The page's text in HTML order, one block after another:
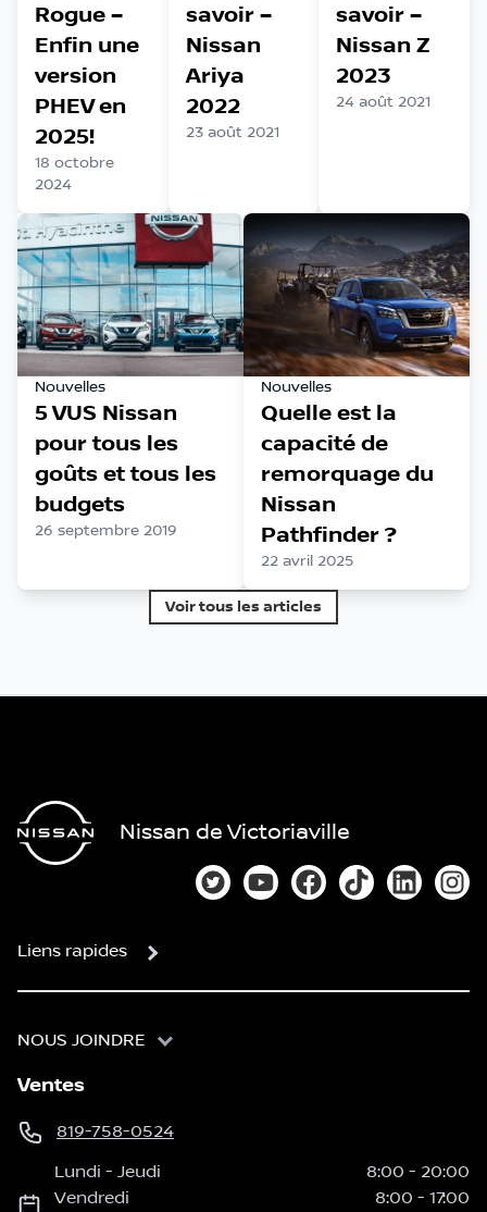
Rogue –
Enfin une
version
PHEV en
2025!
18 octobre
2024
savoir –
Nissan
Ariya
2022
23 août 2021
savoir –
Nissan Z
2023
24 août 2021
Nouvelles
5 VUS Nissan
pour tous les
goûts et tous les
budgets
26 septembre 2019
Nouvelles
Quelle est la
capacité de
remorquage du
Nissan
Pathfinder ?
22 avril 2025
Voir tous les articles
Nissan de Victoriaville
Lien vers notre compte Twitter
Lien vers notre chaîne
Lien vers notre page
Lien vers notre
Lien vers
Liens rapides
NOUS JOINDRE
Ventes
819-758-0524
Lundi -Jeudi 8:00 - 20:00
Vendredi
8:00 - 17:00